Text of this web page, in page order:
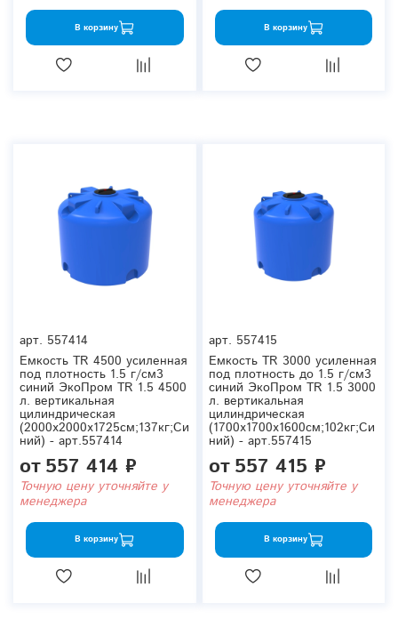
В корзину В корзину
арт. 557414
Емкость TR 4500 усиленная
под плотность 1.5 г/см3
синий ЭкоПром TR 1.5 4500
л. вертикальная
цилиндрическая
(2000x2000x1725см;137кг;Си
ний) - арт.557414
от557 414 ₽
Точную цену уточняйте у
менеджера
В корзину
арт. 557415
Емкость TR 3000 усиленная
под плотность до 1.5 г/см3
синий ЭкоПром TR 1.5 3000
л. вертикальная
цилиндрическая
(1700x1700x1600см;102кг;Си
ний) - арт.557415
от557 415 ₽
Точную цену уточняйте у
менеджера
В корзину